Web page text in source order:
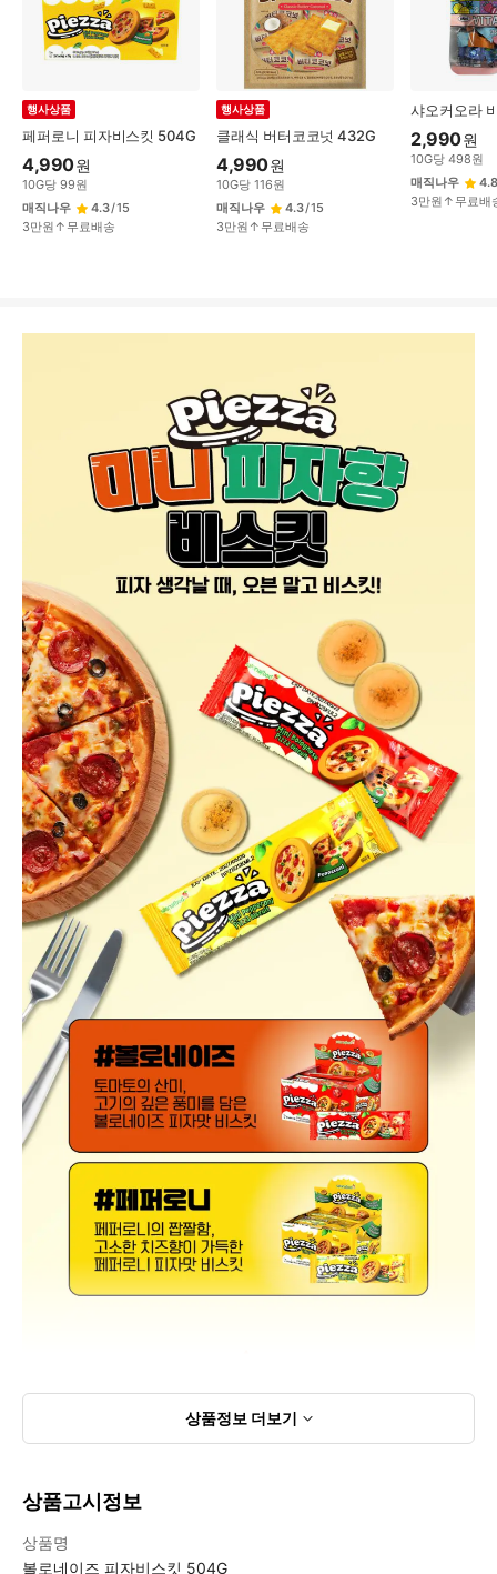
페퍼로니 피자비스킷 504G
행사상품
4,990원
10G당 99원
매직나우
4.3/15
3만원↑무료배송
클래식 버터코코넛 432G
행사상품
4,990원
10G당 116원
매직나우
4.3/15
3만원↑무료배송
샤오커오라
2,990원
10G당 498원
매직나우
4.8
3만원↑무료배
상품정보 더보기
상품고시정보
상품명
볼로네이즈 피자비스킷 504G